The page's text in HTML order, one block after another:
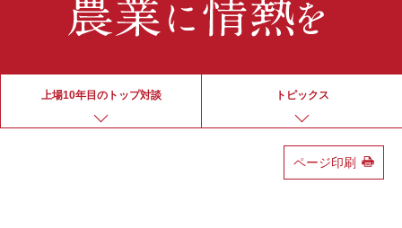
上場10年目のトップ対談 トピックス
ページ印刷